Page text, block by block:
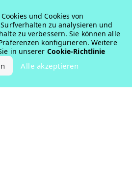
und Cookies von
zu analysieren und
zu verbessern. Sie können alle
konfigurieren. Weitere
in unserer Cookie-Richtlinie
Alle akzeptieren
the brand